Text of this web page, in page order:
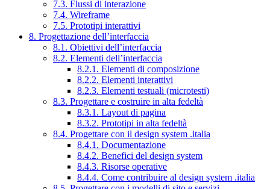
7.3. Flussi di interazione
7.4. Wireframe
7.5. Prototipi interattivi
8. Progettazione dell’interfaccia
8.1. Obiettivi dell’interfaccia
8.2. Elementi dell’interfaccia
8.2.1. Elementi di composizione
8.2.2. Elementi interattivi
8.2.3. Elementi testuali (microtesti)
8.3. Progettare e costruire in alta fedeltà
8.3.1. Layout di pagina
8.3.2. Prototipi in alta fedeltà
8.4. Progettare con il design system .italia
8.4.1. Documentazione
8.4.2. Benefici del design system
8.4.3. Risorse operative
8.4.4. Come contribuire al design system .italia